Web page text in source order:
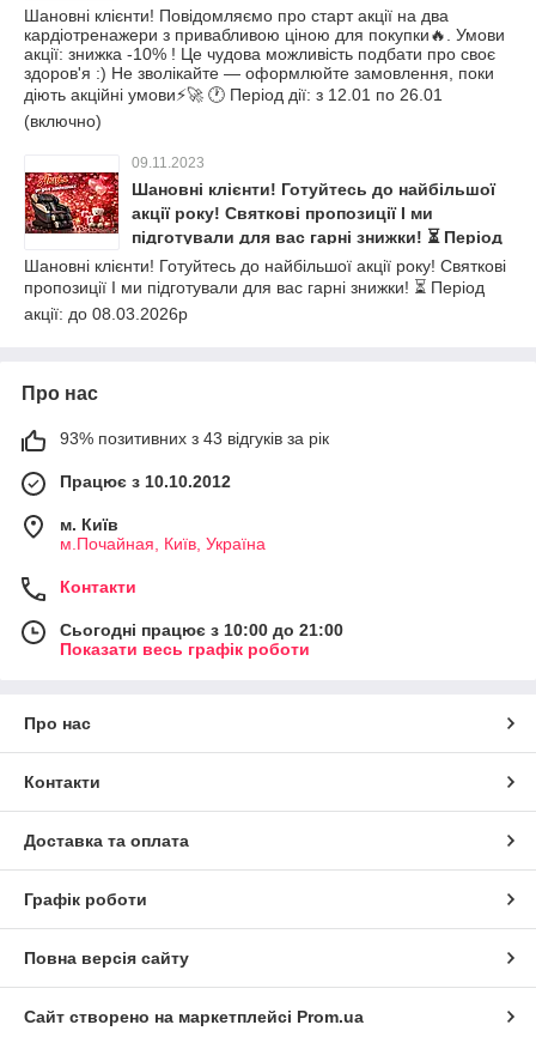
акції: знижка -10% ! Це чудова можливість
подбати про своє здоров'я :) Не зволікайте
— оформлюйте замовлення, поки діють
акційні умови⚡🚀 🕐 Період дії: з 12.01 по
23.02 (включно)
Шановні клієнти! Повідомляємо про старт акції на два
кардіотренажери з привабливою ціною для покупки🔥. Умови
акції: знижка -10% ! Це чудова можливість подбати про своє
здоров'я :) Не зволікайте — оформлюйте замовлення, поки
діють акційні умови⚡🚀 🕐 Період дії: з 12.01 по 26.01
(включно)
09.11.2023
Шановні клієнти! Готуйтесь до найбільшої
акції року! Святкові пропозиції І ми
підготували для вас гарні знижки! ⏳ Період
акції: до 08.03.2026р
Шановні клієнти! Готуйтесь до найбільшої акції року! Святкові
пропозиції І ми підготували для вас гарні знижки! ⏳ Період
акції: до 08.03.2026р
Про нас
93% позитивних з 43 відгуків за рік
Працює з 10.10.2012
м. Київ
м.Почайная, Київ, Україна
Контакти
Сьогодні працює з 10:00 до 21:00
Показати весь графік роботи
Про нас
Контакти
Доставка та оплата
Графік роботи
Повна версія сайту
Сайт створено на маркетплейсі Prom.ua